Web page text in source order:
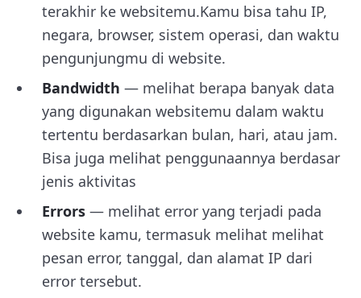
terakhir ke websitemu.Kamu bisa tahu IP,
negara, browser, sistem operasi, dan waktu
pengunjungmu di website.
Bandwidth — melihat berapa banyak data
yang digunakan websitemu dalam waktu
tertentu berdasarkan bulan, hari, atau jam.
Bisa juga melihat penggunaannya berdasar
jenis aktivitas
Errors — melihat error yang terjadi pada
website kamu, termasuk melihat melihat
pesan error, tanggal, dan alamat IP dari
error tersebut.